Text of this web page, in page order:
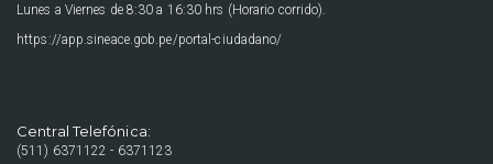
Lunes a Viernes de 8:30 a 16:30 hrs (Horario corrido).
https://app.sineace.gob.pe/portal-ciudadano/
Central Telefónica:
(511) 6371122 - 6371123